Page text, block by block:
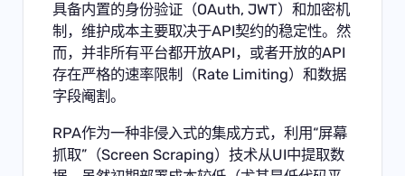
具备内置的身份验证（OAuth, JWT）和加密机
制，维护成本主要取决于API契约的稳定性。然
而，并非所有平台都开放API，或者开放的API
存在严格的速率限制（Rate Limiting）和数据
字段阉割。
RPA作为一种非侵入式的集成方式，利用“屏幕
抓取”（Screen Scraping）技术从UI中提取数